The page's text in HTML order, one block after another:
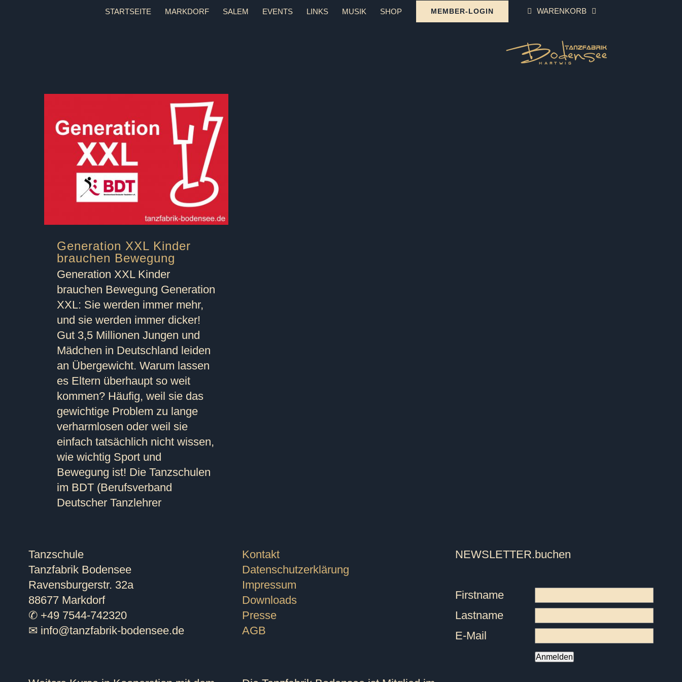
STARTSEITE MARKDORF SALEM EVENTS LINKS MUSIK SHOP MEMBER-LOGIN WARENKORB
Generation XXL Kinder
brauchen Bewegung
Generation XXL Kinder
brauchen Bewegung Generation
XXL: Sie werden immer mehr,
und sie werden immer dicker!
Gut 3,5 Millionen Jungen und
Mädchen in Deutschland leiden
an Übergewicht. Warum lassen
es Eltern überhaupt so weit
kommen? Häufig, weil sie das
gewichtige Problem zu lange
verharmlosen oder weil sie
einfach tatsächlich nicht wissen,
wie wichtig Sport und
Bewegung ist! Die Tanzschulen
im BDT (Berufsverband
Deutscher Tanzlehrer
Tanzschule
Tanzfabrik Bodensee
Ravensburgerstr. 32a
88677 Markdorf
✆ +49 7544-742320
✉ info@tanzfabrik-bodensee.de
Kontakt
Datenschutzerklärung
Impressum
Downloads
Presse
AGB
NEWSLETTER.buchen
Firstname
Lastname
E-Mail
Anmelden